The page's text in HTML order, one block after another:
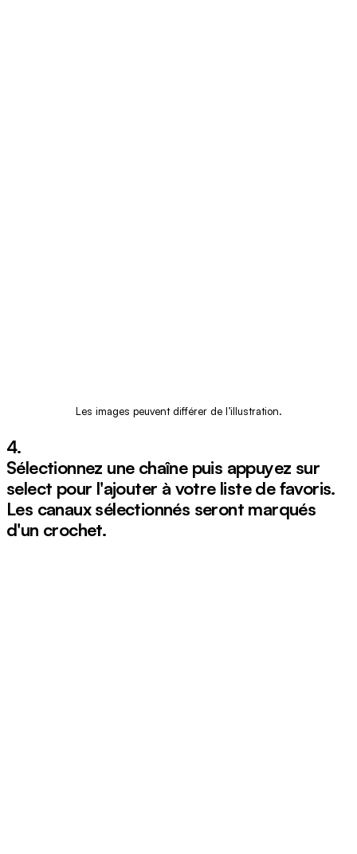
Les images peuvent différer de l’illustration.
4.
Sélectionnez une chaîne puis appuyez sur
select pour l'ajouter à votre liste de favoris.
Les canaux sélectionnés seront marqués
d'un crochet.